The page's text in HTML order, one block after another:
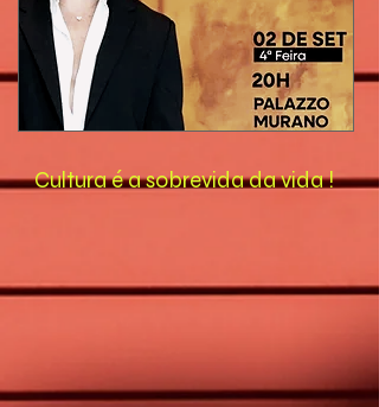
Cultura é a sobrevida da vida !